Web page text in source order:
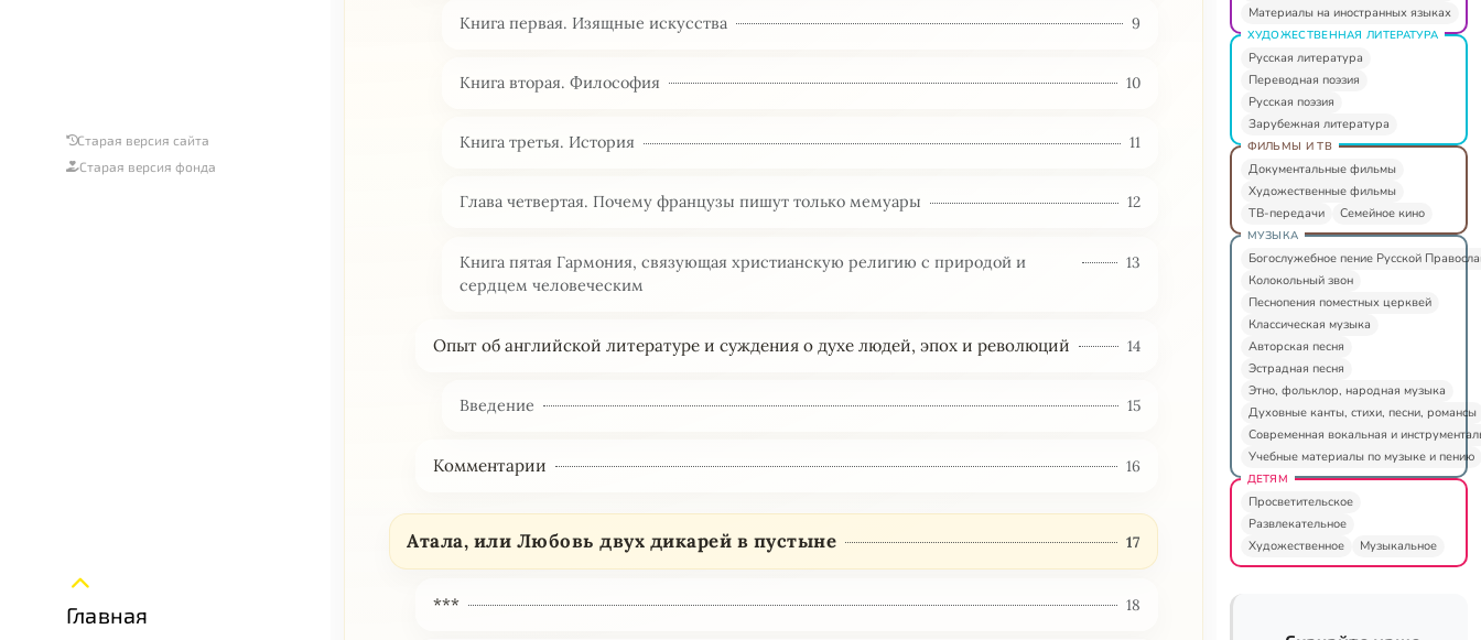
Старая версия сайта
Старая версия фонда
Главная
Книга первая. Изящные искусства 9
Книга вторая. Философия 10
Книга третья. История 11
Глава четвертая. Почему французы пишут только мемуары 12
Книга пятая Гармония, связующая христианскую религию с природой и
сердцем человеческим
13
Опыт об английской литературе и суждения о духе людей, эпох и революций 14
Введение 15
Комментарии 16
Атала, или Любовь двух дикарей в пустыне 17
*** 18
Материалы на иностранных языках
ХУДОЖЕСТВЕННАЯ ЛИТЕРАТУРА
Русская литература
Переводная поэзия
Русская поэзия
Зарубежная литература
ФИЛЬМЫ И ТВ
Документальные фильмы
Художественные фильмы
ТВ-передачи
Семейное кино
МУЗЫКА
Богослужебное пение Русской
Колокольный звон
Песнопения поместных церквей
Классическая музыка
Авторская песня
Эстрадная песня
Этно, фольклор, народная музыка
Духовные канты, стихи, песни, романсы
Современная вокальная и
Учебные материалы по музыке и пению
ДЕТЯМ
Просветительское
Развлекательное
Художественное
Музыкальное